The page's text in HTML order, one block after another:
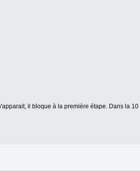
il bloque à la première étape. Dans la